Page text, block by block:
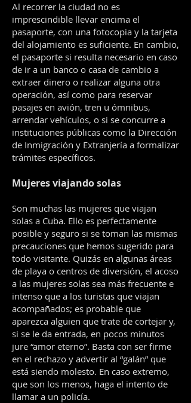
Al recorrer la ciudad no es
imprescindible llevar encima el
pasaporte, con una fotocopia y la tarjeta
del alojamiento es suficiente. En cambio,
el pasaporte si resulta necesario en caso
de ir a un banco o casa de cambio a
extraer dinero o realizar alguna otra
operación, así como para reservar
pasajes en avión, tren u ómnibus,
arrendar vehículos, o si se concurre a
instituciones públicas como la Dirección
de Inmigración y Extranjería a formalizar
trámites específicos.
Mujeres viajando solas
Son muchas las mujeres que viajan
solas a Cuba. Ello es perfectamente
posible y seguro si se toman las mismas
precauciones que hemos sugerido para
todo visitante. Quizás en algunas áreas
de playa o centros de diversión, el acoso
a las mujeres solas sea más frecuente e
intenso que a los turistas que viajan
acompañados; es probable que
aparezca alguien que trate de cortejar y,
si se le da entrada, en pocos minutos
jure “amor eterno”. Basta con ser firme
en el rechazo y advertir al “galán” que
está siendo molesto. En caso extremo,
que son los menos, haga el intento de
llamar a un policía.